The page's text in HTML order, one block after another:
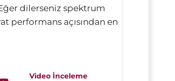
dilerseniz spektrum
performans açısından en
Video İnceleme